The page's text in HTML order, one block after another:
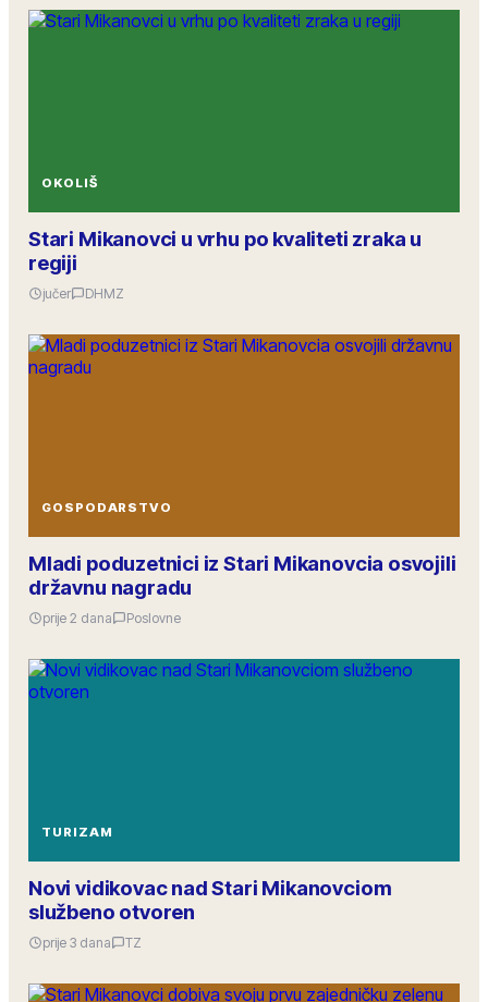
OKOLIŠ
Stari Mikanovci u vrhu po kvaliteti zraka u
regiji
jučer DHMZ
GOSPODARSTVO
Mladi poduzetnici iz Stari Mikanovcia osvojili
državnu nagradu
prije 2 dana Poslovne
TURIZAM
Novi vidikovac nad Stari Mikanovciom
službeno otvoren
prije 3 dana TZ